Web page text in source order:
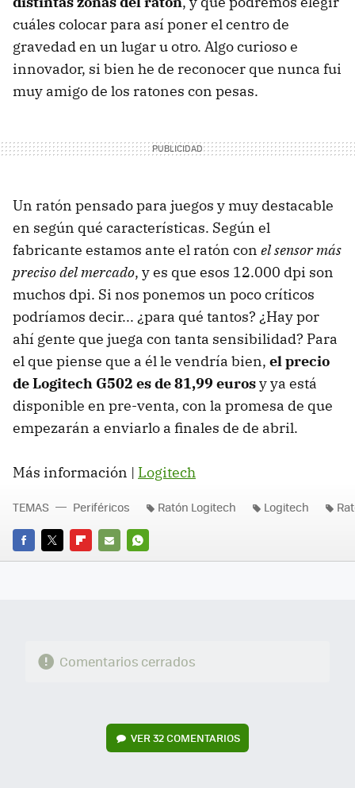
cuáles colocar para así poner el centro de
gravedad en un lugar u otro. Algo curioso e
innovador, si bien he de reconocer que nunca fui
muy amigo de los ratones con pesas.
Un ratón pensado para juegos y muy destacable
en según qué características. Según el
fabricante estamos ante el ratón con el sensor más
preciso del mercado, y es que esos 12.000 dpi son
muchos dpi. Si nos ponemos un poco críticos
podríamos decir... ¿para qué tantos? ¿Hay por
ahí gente que juega con tanta sensibilidad? Para
el que piense que a él le vendría bien, el precio
de Logitech G502 es de 81,99 eurosy ya está
disponible en pre-venta, con la promesa de que
empezarán a enviarlo a finales de de abril.
Más información | Logitech
FACEBOOK
TWITTERFLIPBOARD
E-
WHATSAPP
TEMAS Periféricos Ratón Logitech Logitech
Comentarios cerrados
VER32 COMENTARIOS